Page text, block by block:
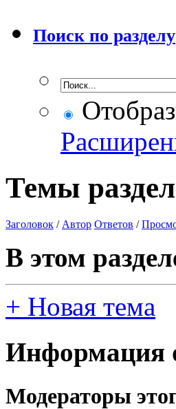
Поиск по разделу
Темы
Заголовок / Автор Ответов /
В этом
+ Новая тема
Информация
Модераторы